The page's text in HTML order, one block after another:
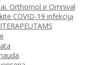
Orthomol ir Omnival
COVID-19 infekciją